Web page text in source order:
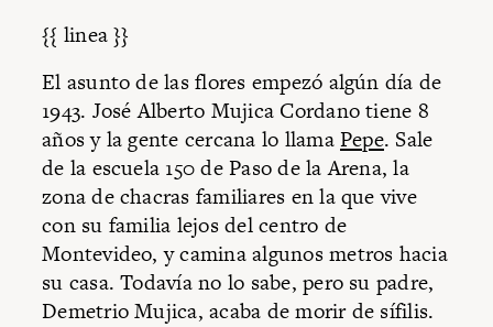
{{ linea }}
El asunto de las flores empezó algún día de
1943. José Alberto Mujica Cordano tiene 8
años y la gente cercana lo llamaPepe. Sale
de la escuela 150 de Paso de la Arena, la
zona de chacras familiares en la que vive
con su familia lejos del centro de
Montevideo, y camina algunos metros hacia
su casa. Todavía no lo sabe, pero su padre,
Demetrio Mujica, acaba de morir de sífilis.